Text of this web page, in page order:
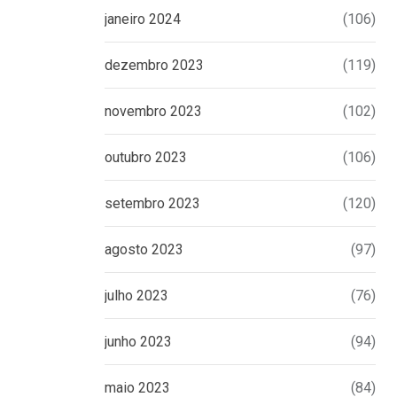
janeiro 2024 (106)
dezembro 2023 (119)
novembro 2023 (102)
outubro 2023 (106)
setembro 2023 (120)
agosto 2023 (97)
julho 2023 (76)
junho 2023 (94)
maio 2023 (84)